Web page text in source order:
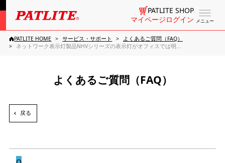
メニュー
PATLITE SHOP
マイページログイン
PATLITE HOME サービス・サポート
よくあるご質問（FAQ）
ネットワーク表示灯製品NHVシリーズの表示灯がオフィスでは明...
よくあるご質問（FAQ）
戻る